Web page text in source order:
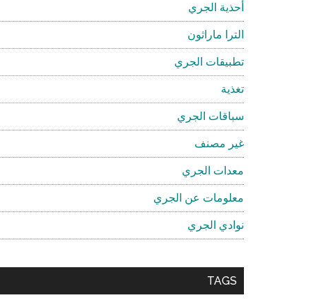
أحذية الجري
الترا ماراثون
تطبيقات الجري
تغذية
سباقات الجري
غير مصنف
معدات الجري
معلومات عن الجري
نوادي الجري
TAGS